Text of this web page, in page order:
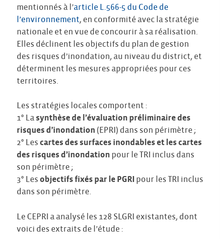
mentionnés à l’article L.566-5 du Code de
l’environnement, en conformité avec la stratégie
nationale et en vue de concourir à sa réalisation.
Elles déclinent les objectifs du plan de gestion
des risques d’inondation, au niveau du district, et
déterminent les mesures appropriées pour ces
territoires.
Les stratégies locales comportent :
1° La synthèse de l’évaluation préliminaire des
risques d’inondation (EPRI) dans son périmètre ;
2° Les cartes des surfaces inondables et les cartes
des risques d’inondation pour le TRI inclus dans
son périmètre ;
3° Les objectifs fixés par le PGRI pour les TRI inclus
dans son périmètre.
Le CEPRI a analysé les 128 SLGRI existantes, dont
voici des extraits de l’étude :